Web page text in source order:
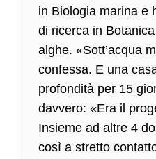
in Biologia marina e
di ricerca in
alghe. «Sott’acqua
confessa. E una
profondità per 15
davvero: «Era il
Insieme ad altre 4
così a stretto